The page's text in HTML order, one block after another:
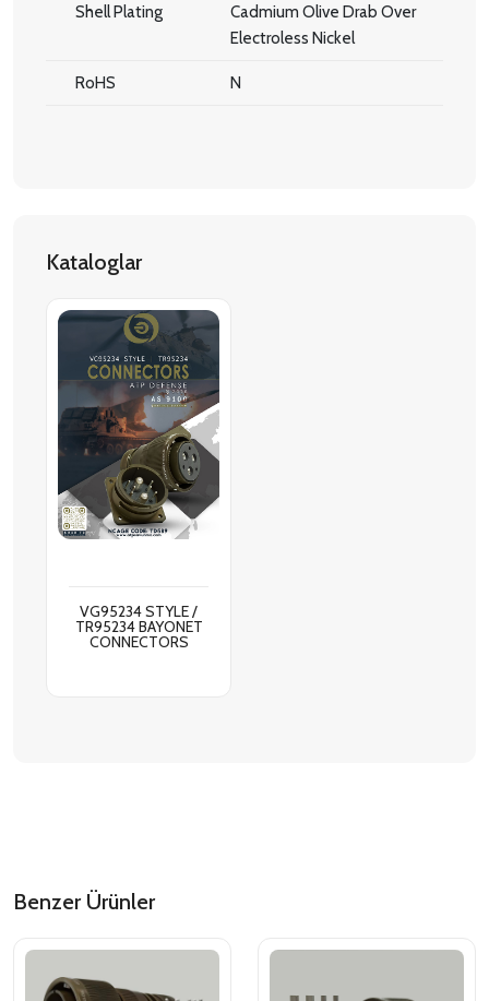
Shell Plating
Cadmium Olive Drab Over
Electroless Nickel
RoHS N
Kataloglar
VG95234 STYLE /
TR95234 BAYONET
CONNECTORS
Benzer Ürünler